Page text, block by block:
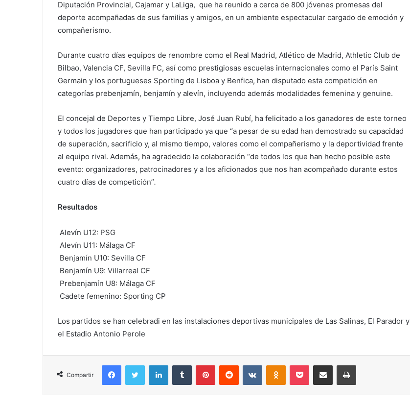
Diputación Provincial, Cajamar y LaLiga, que ha reunido a cerca de 800 jóvenes promesas del
deporte acompañadas de sus familias y amigos, en un ambiente espectacular cargado de emoción y
compañerismo.
Durante cuatro días equipos de renombre como el Real Madrid, Atlético de Madrid, Athletic Club de
Bilbao, Valencia CF, Sevilla FC, así como prestigiosas escuelas internacionales como el París Saint
Germain y los portugueses Sporting de Lisboa y Benfica, han disputado esta competición en
categorías prebenjamín, benjamín y alevín, incluyendo además modalidades femenina y genuine.
El concejal de Deportes y Tiempo Libre, José Juan Rubí, ha felicitado a los ganadores de este torneo
y todos los jugadores que han participado ya que “a pesar de su edad han demostrado su capacidad
de superación, sacrificio y, al mismo tiempo, valores como el compañerismo y la deportividad frente
al equipo rival. Además, ha agradecido la colaboración “de todos los que han hecho posible este
evento: organizadores, patrocinadores y a los aficionados que nos han acompañado durante estos
cuatro días de competición”.
Resultados
Alevín U12: PSG
Alevín U11: Málaga CF
Benjamín U10: Sevilla CF
Benjamín U9: Villarreal CF
Prebenjamín U8: Málaga CF
Cadete femenino: Sporting CP
Los partidos se han celebradi en las instalaciones deportivas municipales de Las Salinas, El Parador y
el Estadio Antonio Perole
Compartir
FacebookTwitter LinkedInTumblr PinterestReddit VKontakteOdnoklassniki
Pocket Compartir por correo electrónicoImprimir